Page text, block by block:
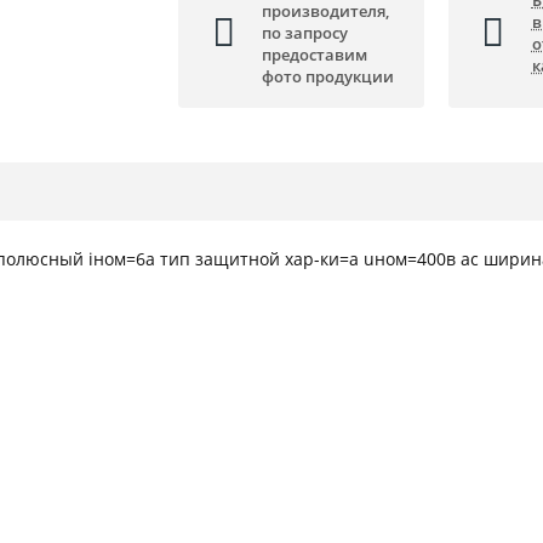
производителя,
по запросу
предоставим
фото продукции
iном=6а тип защитной хар-ки=а uном=400в ас